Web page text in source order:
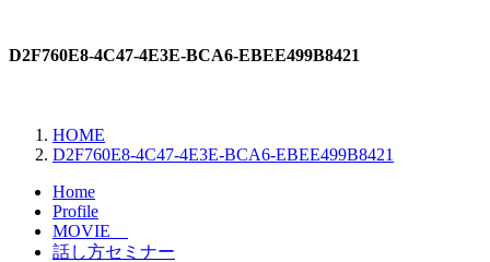
D2F760E8-4C47-4E3E-BCA6-EBEE499B8421
HOME
D2F760E8-4C47-4E3E-BCA6-EBEE499B8421
Home
Profile
MOVIE
話し方セミナー